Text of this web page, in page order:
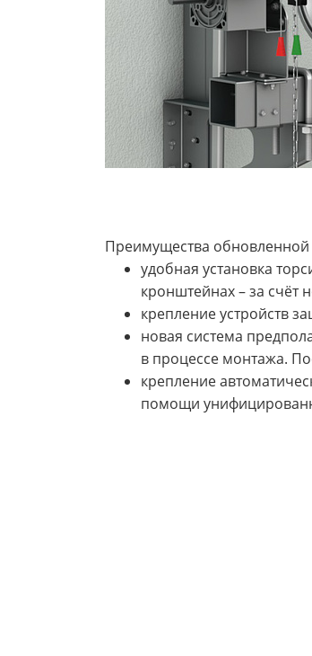
Преимущества обновленной
удобная установка
кронштейнах – за счёт
крепление устройств
новая система
в процессе монтажа.
крепление
помощи